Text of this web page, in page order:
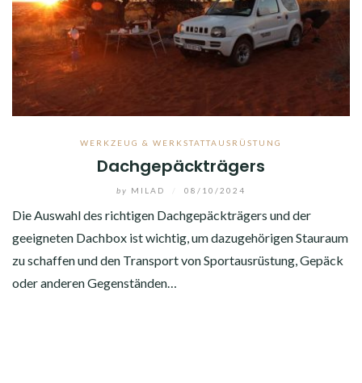
WERKZEUG & WERKSTATTAUSRÜSTUNG
Dachgepäckträgers
by MILAD 08/10/2024
Die Auswahl des richtigen Dachgepäckträgers und der
geeigneten Dachbox ist wichtig, um dazugehörigen Stauraum
zu schaffen und den Transport von Sportausrüstung, Gepäck
oder anderen Gegenständen…